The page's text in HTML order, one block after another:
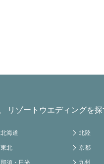
リゾートウエディングを探
北海道
東北
那須・日光
北陸
京都
九州